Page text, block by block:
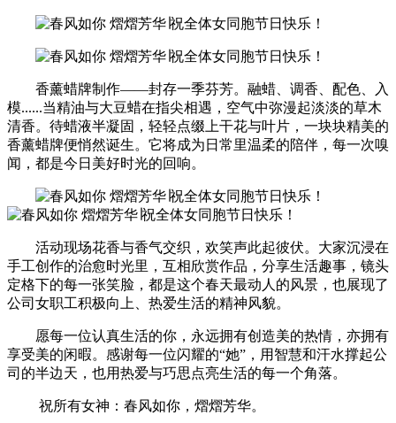
香薰蜡牌制作——封存一季芬芳。融蜡、调香、配色、入
模......当精油与大豆蜡在指尖相遇，空气中弥漫起淡淡的草木
清香。待蜡液半凝固，轻轻点缀上干花与叶片，一块块精美的
香薰蜡牌便悄然诞生。它将成为日常里温柔的陪伴，每一次嗅
闻，都是今日美好时光的回响。
活动现场花香与香气交织，欢笑声此起彼伏。大家沉浸在
手工创作的治愈时光里，互相欣赏作品，分享生活趣事，镜头
定格下的每一张笑脸，都是这个春天最动人的风景，也展现了
公司女职工积极向上、热爱生活的精神风貌。
愿每一位认真生活的你，永远拥有创造美的热情，亦拥有
享受美的闲暇。感谢每一位闪耀的“她”，用智慧和汗水撑起公
司的半边天，也用热爱与巧思点亮生活的每一个角落。
祝所有女神：春风如你，熠熠芳华。